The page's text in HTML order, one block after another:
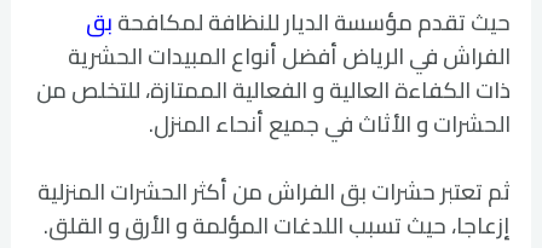
حيث تقدم مؤسسة الديار للنظافة لمكافحةبق
الفراش في الرياض أفضل أنواع المبيدات الحشرية
ذات الكفاءة العالية و الفعالية الممتازة، للتخلص من
الحشرات و الأثاث في جميع أنحاء المنزل.
ثم تعتبر حشرات بق الفراش من أكثر الحشرات المنزلية
إزعاجا، حيث تسبب اللدغات المؤلمة و الأرق و القلق.